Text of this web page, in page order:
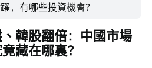
，有哪些投資機會？
韓股翻倍：中國市場
藏在哪裏？